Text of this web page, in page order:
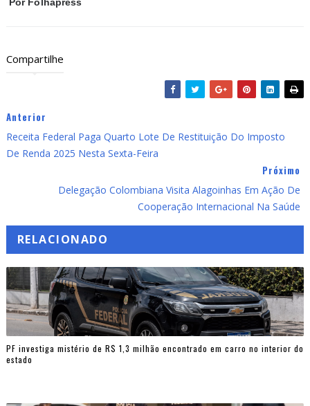
Compartilhe
Anterior
Receita Federal Paga Quarto Lote De Restituição Do Imposto
De Renda 2025 Nesta Sexta-Feira
Próximo
Delegação Colombiana Visita Alagoinhas Em Ação De
Cooperação Internacional Na Saúde
RELACIONADO
PF investiga mistério de R$ 1,3 milhão encontrado em carro no interior do
estado